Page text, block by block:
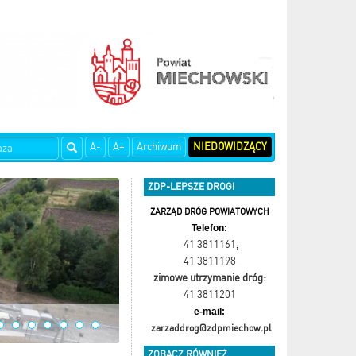
A- A+ Archiwum NIEDOWIDZĄCY
ZDP-LEPSZE DROGI
ZARZĄD DRÓG POWIATOWYCH
Telefon:
41 3811161
41 3811198
zimowe utrzymanie dróg:
41 3811201
e-mail:
zarzaddrog@zdpmiechow.pl